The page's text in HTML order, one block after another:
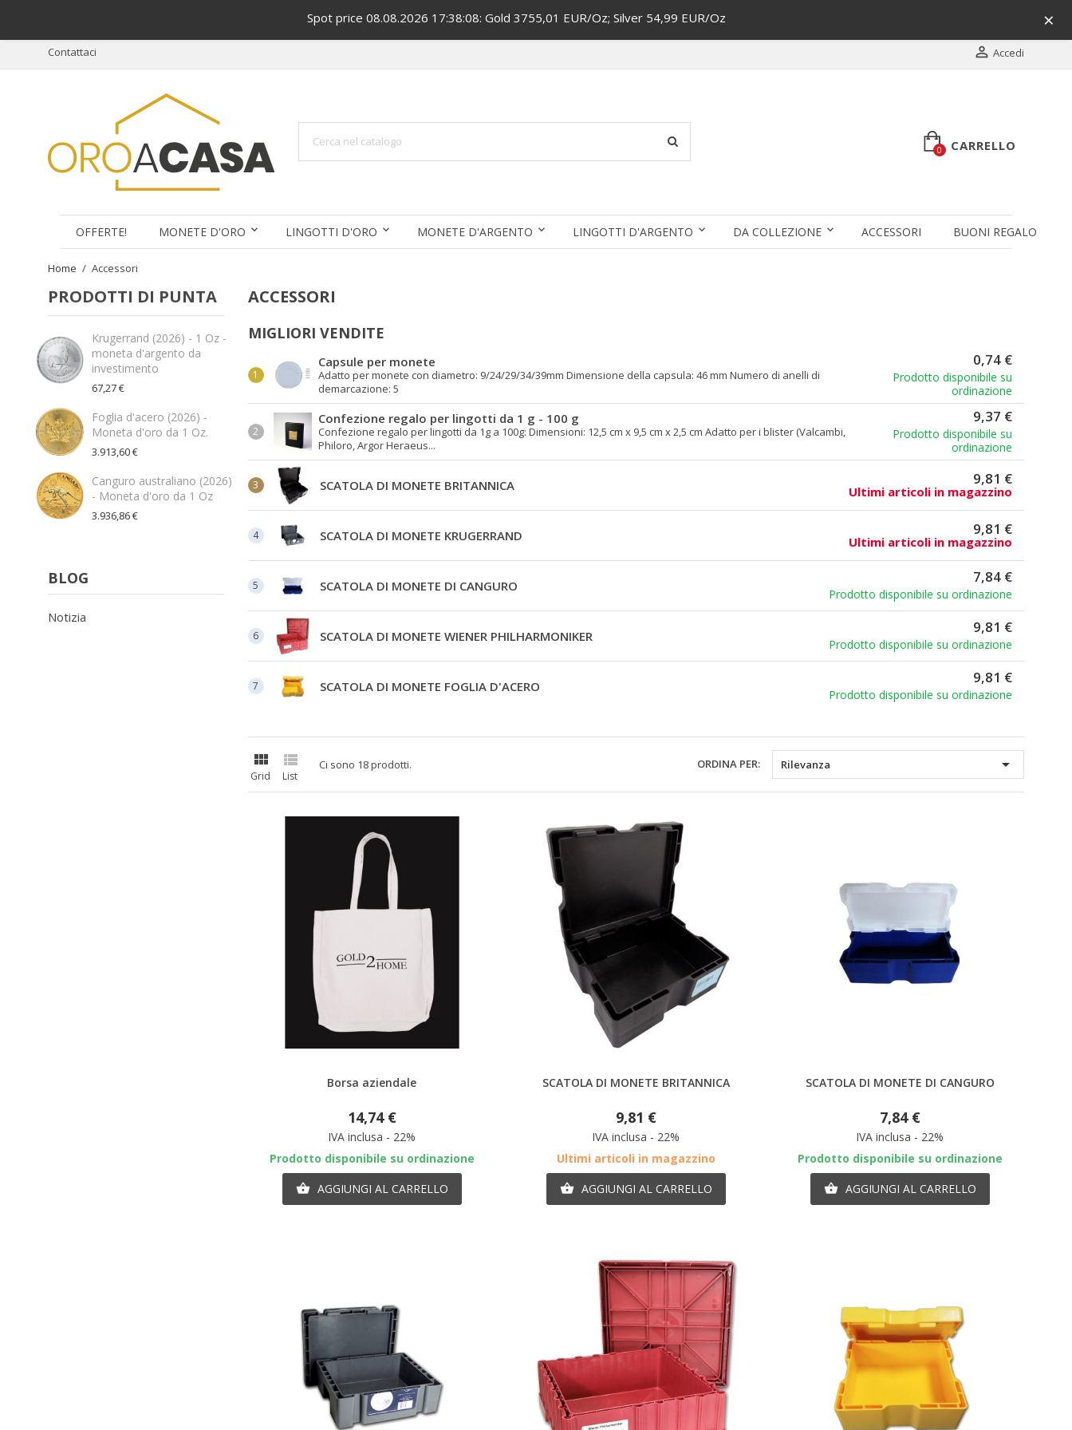
×
Spot price 08.08.2026 17:38:08: Gold 3755,01 EUR/Oz; Silver 54,99 EUR/Oz
Contattaci  Accedi
CARRELLO
0
OFFERTE! MONETE D'ORO LINGOTTI D'ORO MONETE D'ARGENTO LINGOTTI D'ARGENTO DA COLLEZIONE ACCESSORI BUONI REGALO
Home Accessori
PRODOTTI DI PUNTA
Krugerrand (2026) - 1 Oz -
moneta d'argento da
investimento
67,27 €
Foglia d'acero (2026) -
Moneta d'oro da 1 Oz.
3.913,60 €
Canguro australiano (2026)
- Moneta d'oro da 1 Oz
3.936,86 €
BLOG
Notizia
ACCESSORI
MIGLIORI VENDITE
Capsule per monete
Adatto per monete con diametro: 9/24/29/34/39mm Dimensione della capsula: 46 mm Numero di anelli di
demarcazione: 5
0,74 €
Prodotto disponibile su
ordinazione
Confezione regalo per lingotti da 1 g - 100 g
Confezione regalo per lingotti da 1g a 100g: Dimensioni: 12,5 cm x 9,5 cm x 2,5 cm Adatto per i blister (Valcambi,
Philoro, Argor Heraeus...
9,37 €
Prodotto disponibile su
ordinazione
SCATOLA DI MONETE BRITANNICA 9,81 €
Ultimi articoli in magazzino
SCATOLA DI MONETE KRUGERRAND 9,81 €
Ultimi articoli in magazzino
SCATOLA DI MONETE DI CANGURO 7,84 €
Prodotto disponibile su ordinazione
SCATOLA DI MONETE WIENER PHILHARMONIKER 9,81 €
Prodotto disponibile su ordinazione
SCATOLA DI MONETE FOGLIA D'ACERO 9,81 €
Prodotto disponibile su ordinazione

Grid

List
Ci sono 18 prodotti. ORDINA PER: Rilevanza 
Borsa aziendale
14,74 €
IVA inclusa - 22%
Prodotto disponibile su ordinazione
 AGGIUNGI AL CARRELLO
SCATOLA DI MONETE BRITANNICA
9,81 €
IVA inclusa - 22%
Ultimi articoli in magazzino
 AGGIUNGI AL CARRELLO
SCATOLA DI MONETE DI CANGURO
7,84 €
IVA inclusa - 22%
Prodotto disponibile su ordinazione
 AGGIUNGI AL CARRELLO